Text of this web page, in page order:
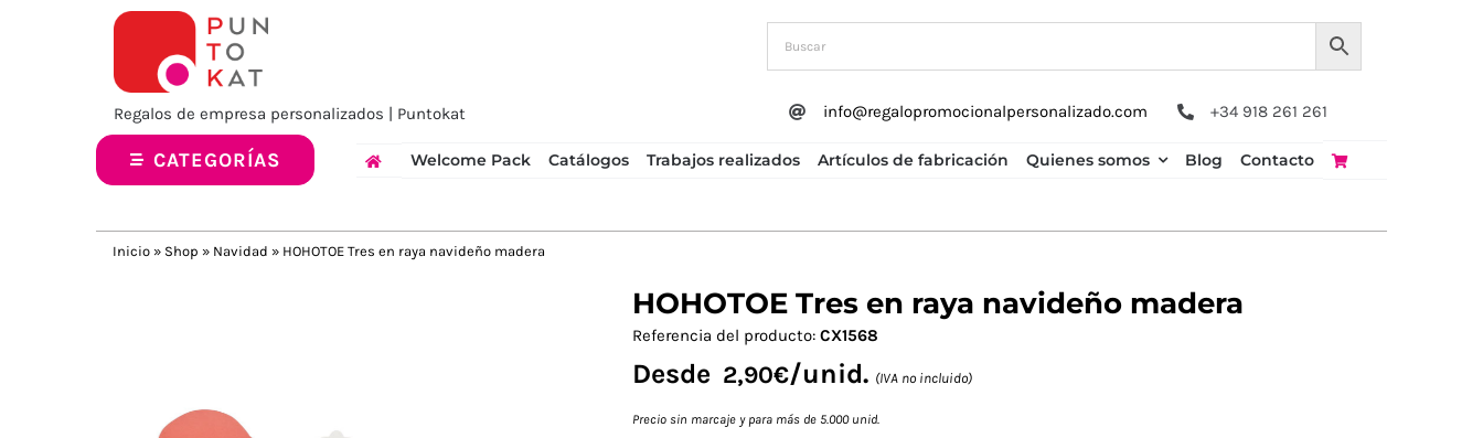
Regalos de empresa personalizados | Puntokat info@regalopromocionalpersonalizado.com +34 918 261 261
CATEGORÍAS Welcome Pack Catálogos Trabajos realizados Artículos de fabricación Quienes somos Blog Contacto
Inicio » Shop » Navidad » HOHOTOE Tres en raya navideño madera
HOHOTOE Tres en raya navideño madera
Referencia del producto: CX1568
Desde 2,90€/unid. (IVA no incluido)
Precio sin marcaje y para más de 5.000 unid.